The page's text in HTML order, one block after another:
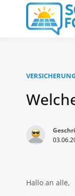
springen
Hallo an alle,